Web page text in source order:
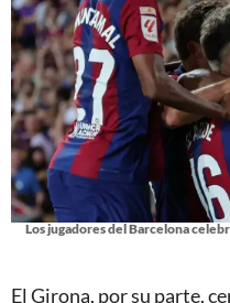
Los jugadores del Barcelona
El Girona, por su parte,